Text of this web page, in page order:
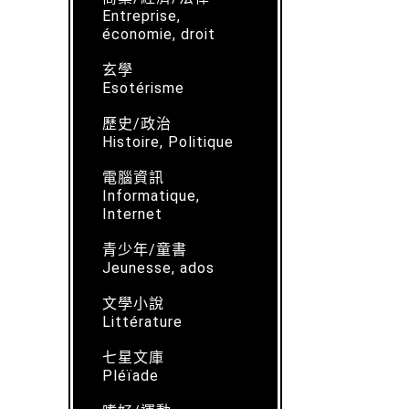
Entreprise,
économie, droit
玄學
Esotérisme
歷史/政治
Histoire, Politique
電腦資訊
Informatique,
Internet
青少年/童書
Jeunesse, ados
文學小說
Littérature
七星文庫
Pléïade